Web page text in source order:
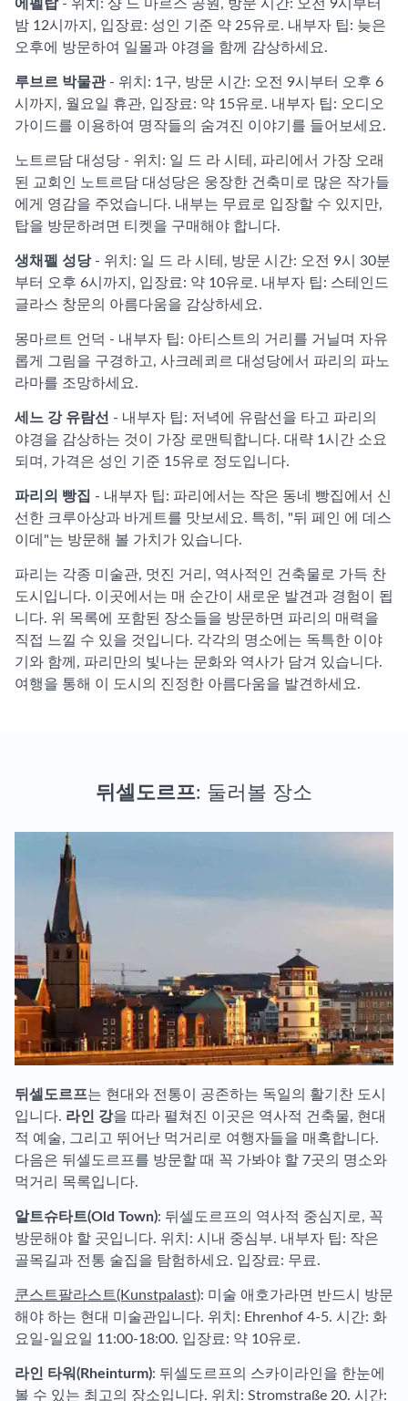
에펠탑- 위치: 샹 드 마르스 공원, 방문 시간: 오전 9시부터
밤 12시까지, 입장료: 성인 기준 약 25유로. 내부자 팁: 늦은
오후에 방문하여 일몰과 야경을 함께 감상하세요.
루브르 박물관- 위치: 1구, 방문 시간: 오전 9시부터 오후 6
시까지, 월요일 휴관, 입장료: 약 15유로. 내부자 팁: 오디오
가이드를 이용하여 명작들의 숨겨진 이야기를 들어보세요.
노트르담 대성당 - 위치: 일 드 라 시테, 파리에서 가장 오래
된 교회인 노트르담 대성당은 웅장한 건축미로 많은 작가들
에게 영감을 주었습니다. 내부는 무료로 입장할 수 있지만,
탑을 방문하려면 티켓을 구매해야 합니다.
생채펠 성당- 위치: 일 드 라 시테, 방문 시간: 오전 9시 30분
부터 오후 6시까지, 입장료: 약 10유로. 내부자 팁: 스테인드
글라스 창문의 아름다움을 감상하세요.
몽마르트 언덕 - 내부자 팁: 아티스트의 거리를 거닐며 자유
롭게 그림을 구경하고, 사크레쾨르 대성당에서 파리의 파노
라마를 조망하세요.
세느 강 유람선 - 내부자 팁: 저녁에 유람선을 타고 파리의
야경을 감상하는 것이 가장 로맨틱합니다. 대략 1시간 소요
되며, 가격은 성인 기준 15유로 정도입니다.
파리의 빵집 - 내부자 팁: 파리에서는 작은 동네 빵집에서 신
선한 크루아상과 바게트를 맛보세요. 특히, "뒤 페인 에 데스
이데"는 방문해 볼 가치가 있습니다.
파리는 각종 미술관, 멋진 거리, 역사적인 건축물로 가득 찬
도시입니다. 이곳에서는 매 순간이 새로운 발견과 경험이 됩
니다. 위 목록에 포함된 장소들을 방문하면 파리의 매력을
직접 느낄 수 있을 것입니다. 각각의 명소에는 독특한 이야
기와 함께, 파리만의 빛나는 문화와 역사가 담겨 있습니다.
여행을 통해 이 도시의 진정한 아름다움을 발견하세요.
뒤셀도르프: 둘러볼 장소
뒤셀도르프는 현대와 전통이 공존하는 독일의 활기찬 도시
입니다. 라인 강을 따라 펼쳐진 이곳은 역사적 건축물, 현대
적 예술, 그리고 뛰어난 먹거리로 여행자들을 매혹합니다.
다음은 뒤셀도르프를 방문할 때 꼭 가봐야 할 7곳의 명소와
먹거리 목록입니다.
알트슈타트(Old Town): 뒤셀도르프의 역사적 중심지로, 꼭
방문해야 할 곳입니다. 위치: 시내 중심부. 내부자 팁: 작은
골목길과 전통 술집을 탐험하세요. 입장료: 무료.
쿤스트팔라스트(Kunstpalast): 미술 애호가라면 반드시 방문
해야 하는 현대 미술관입니다. 위치: Ehrenhof 4-5. 시간: 화
요일-일요일 11:00-18:00. 입장료: 약 10유로.
라인 타워(Rheinturm): 뒤셀도르프의 스카이라인을 한눈에
볼 수 있는 최고의 장소입니다. 위치: Stromstraße 20. 시간: